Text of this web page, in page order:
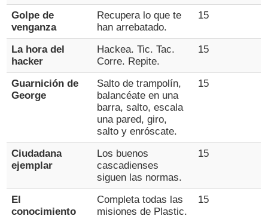
Golpe de
venganza
Recupera lo que te
han arrebatado.
15
La hora del
hacker
Hackea. Tic. Tac.
Corre. Repite.
15
Guarnición de
George
Salto de trampolín,
balancéate en una
barra, salto, escala
una pared, giro,
salto y enróscate.
15
Ciudadana
ejemplar
Los buenos
cascadienses
siguen las normas.
15
El
conocimiento
Completa todas las
misiones de Plastic.
15